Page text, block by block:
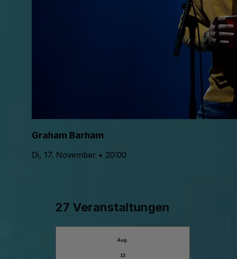
Graham Barham
Di, 17. November • 20:00
27 Veranstaltungen
Aug.
13